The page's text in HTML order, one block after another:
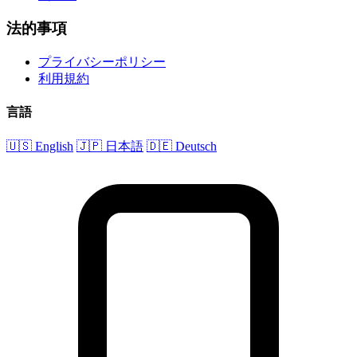
法的事項
プライバシーポリシー
利用規約
言語
🇺🇸 English 🇯🇵 日本語 🇩🇪 Deutsch